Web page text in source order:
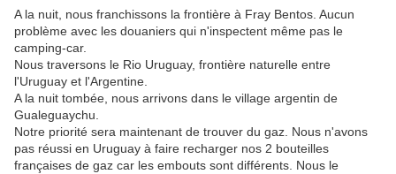
A la nuit, nous franchissons la frontière à Fray Bentos. Aucun
problème avec les douaniers qui n'inspectent même pas le
camping-car.
Nous traversons le Rio Uruguay, frontière naturelle entre
l'Uruguay et l'Argentine.
A la nuit tombée, nous arrivons dans le village argentin de
Gualeguaychu.
Notre priorité sera maintenant de trouver du gaz. Nous n'avons
pas réussi en Uruguay à faire recharger nos 2 bouteilles
françaises de gaz car les embouts sont différents. Nous le